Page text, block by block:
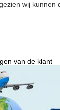
wij kunnen
van de klant